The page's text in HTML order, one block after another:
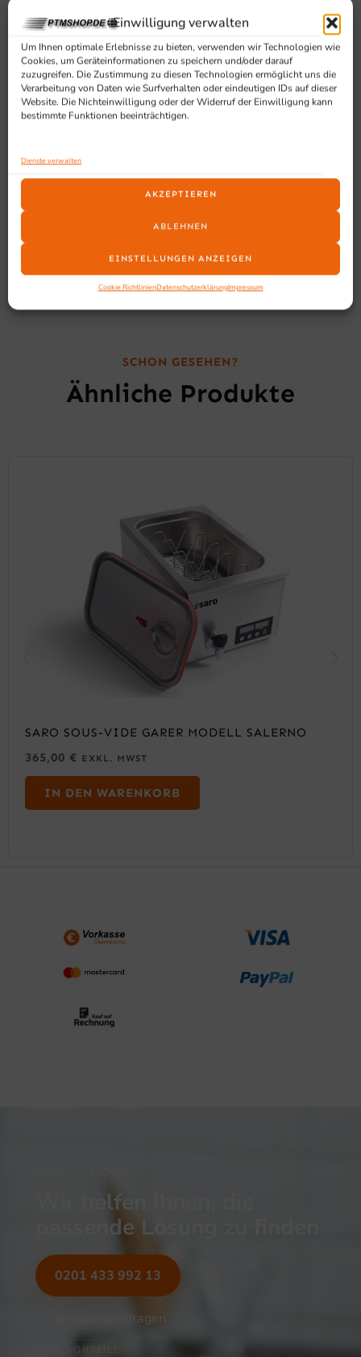
Einwilligung verwalten
Um Ihnen optimale Erlebnisse zu bieten, verwenden wir Technologien wie
Cookies, um Geräteinformationen zu speichern und/oder darauf
zuzugreifen. Die Zustimmung zu diesen Technologien ermöglicht uns die
Verarbeitung von Daten wie Surfverhalten oder eindeutigen IDs auf dieser
Website. Die Nichteinwilligung oder der Widerruf der Einwilligung kann
bestimmte Funktionen beeinträchtigen.
Dienste verwalten
AKZEPTIEREN
ABLEHNEN
EINSTELLUNGEN ANZEIGEN
Cookie RichtlinienDatenschutzerklärungImpressum
2-Loch-Vorspülarmatur (extra hoch)
Schwenkbarer Auslauf
Schwarzer Kunstoffhebel für Wasserzufuhr, Ventile
für Warm-/
Kaltauswahl (Mischventil) verchromt
Mit hochwertigen Keramikteilen
Anschlüsse: G 3/4"
Tischbohrung: Ø 27 mm
(mit Wandbefestigungsstange T 540 mm)
SCHON GESEHEN?
Ähnliche Produkte
SARO SOUS-VIDE GARER MODELL SALERNO
365,00 € EXKL. MWST
IN DEN WARENKORB
Wir helfen Ihnen, die
passende Lösung zu finden
0201 433 992 13
Beratung anfragen
IHRE VORTEILE